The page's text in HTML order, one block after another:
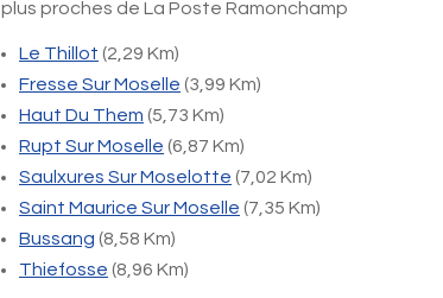
plus proches de La Poste Ramonchamp
Le Thillot (2,29 Km)
Fresse Sur Moselle (3,99 Km)
Haut Du Them (5,73 Km)
Rupt Sur Moselle (6,87 Km)
Saulxures Sur Moselotte (7,02 Km)
Saint Maurice Sur Moselle (7,35 Km)
Bussang (8,58 Km)
Thiefosse (8,96 Km)